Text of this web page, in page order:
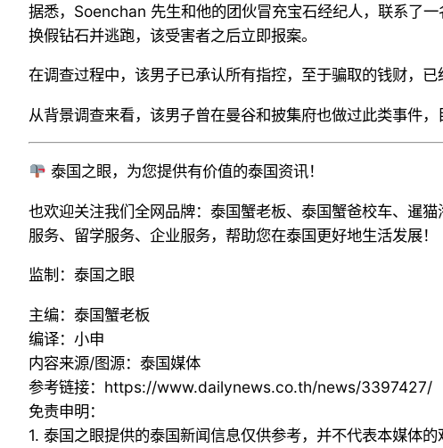
据悉，Soenchan 先生和他的团伙冒充宝石经纪人，联系了
换假钻石并逃跑，该受害者之后立即报案。
在调查过程中，该男子已承认所有指控，至于骗取的钱财，已
从背景调查来看，该男子曾在曼谷和披集府也做过此类事件
泰国之眼，为您提供有价值的泰国资讯！
也欢迎关注我们全网品牌：泰国蟹老板、泰国蟹爸校车、暹
服务、留学服务、企业服务，帮助您在泰国更好地生活发展！
监制：泰国之眼
主编：泰国蟹老板
编译：小申
内容来源/图源：泰国媒体
参考链接： https://www.dailynews.co.th/news/3397427/
免责申明：
1. 泰国之眼提供的泰国新闻信息仅供参考，并不代表本媒体的